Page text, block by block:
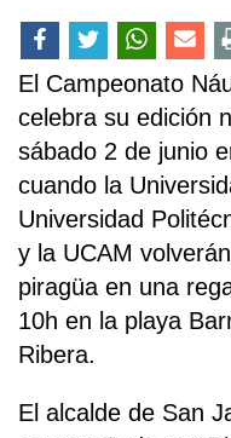
El Campeonato
celebra su edición
sábado 2 de junio
cuando la
Universidad
y la UCAM
piragüa en una
10h en la playa
Ribera.
El alcalde de San